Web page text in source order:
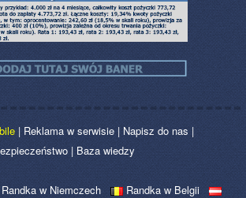
| Reklama w serwisie | Napisz do nas |
| Baza wiedzy
Randka w Niemczech
Randka w Belgii